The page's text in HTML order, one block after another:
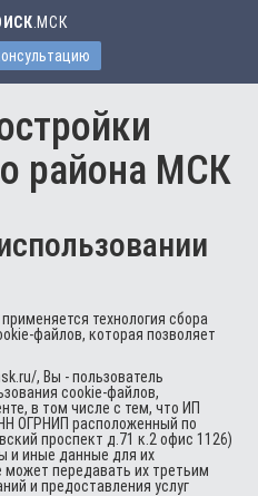
.МСК
района МСК
технология сбора
файлов, которая позволяет
, Вы - пользователь
cookie-файлов,
в том числе с тем, что ИП
ОГРНИП расположенный по
проспект д.71 к.2 офис 1126)
и иные данные для их
передавать их третьим
и предоставления услуг